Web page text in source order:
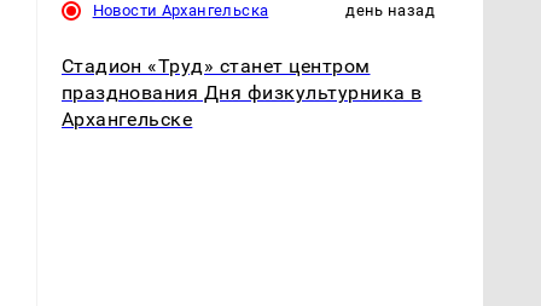
Новости Архангельска день назад
Стадион «Труд» станет центром
празднования Дня физкультурника в
Архангельске